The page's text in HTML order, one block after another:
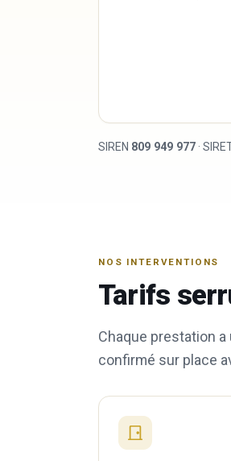
SIREN 809 949 977 ·
NOS INTERVENTIONS
Tarifs
Chaque prestation
confirmé sur place